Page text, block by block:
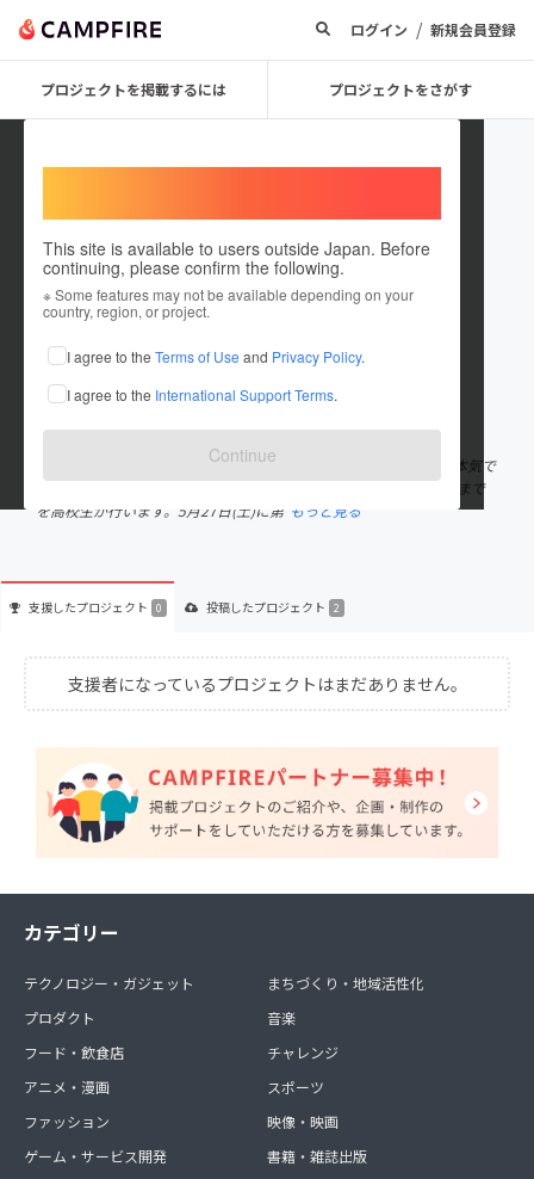
ログイン / 新規会員登録
プロジェクトを掲載するには プロジェクトをさがす
This site is available to users outside Japan. Before
continuing, please confirm the following.
※ Some features may not be available depending on your
country, region, or project.
I agree to the Terms of Use and Privacy Policy.
I agree to the International Support Terms.
Continue
peruniikitai
これまでに2件のプロジェクトを投稿しています
在住国：日本 現在地：未設定
出身国：日本 出身地：未設定
未来のおとながつくる！PARK MARKET。”奈良の公園を高校生が本気で
学んで遊べる場所にする”をモットーに、イベントの出店から運営まで
を高校生が行います。5月27日(土)に第 もっと見る
支援したプロジェクト 0 投稿したプロジェクト 2
支援者になっているプロジェクトはまだありません。
カテゴリー
テクノロジー・ガジェット
プロダクト
フード・飲食店
アニメ・漫画
ファッション
ゲーム・サービス開発
まちづくり・地域活性化
音楽
チャレンジ
スポーツ
映像・映画
書籍・雑誌出版